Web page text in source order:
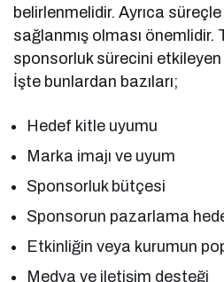
belirlenmelidir. Ayrıca
sağlanmış olması
sponsorluk sürecini
İşte bunlardan bazıları;
Hedef kitle uyumu
Marka imajı ve uyum
Sponsorluk bütçesi
Sponsorun pazarlama
Etkinliğin veya kurumun
Medya ve iletişim desteği